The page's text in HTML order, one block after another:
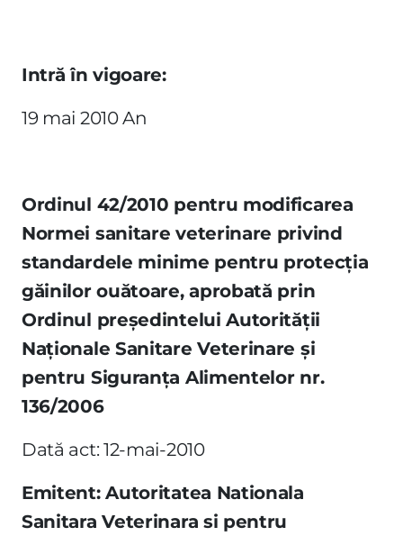
Intră în vigoare:
19 mai 2010 An
Ordinul 42/2010 pentru modificarea
Normei sanitare veterinare privind
standardele minime pentru protecţia
găinilor ouătoare, aprobată prin
Ordinul preşedintelui Autorităţii
Naţionale Sanitare Veterinare şi
pentru Siguranţa Alimentelor nr.
136/2006
Dată act: 12-mai-2010
Emitent: Autoritatea Nationala
Sanitara Veterinara si pentru